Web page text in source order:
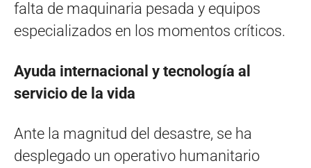
falta de maquinaria pesada y equipos
especializados en los momentos críticos.
Ayuda internacional y tecnología al
servicio de la vida
Ante la magnitud del desastre, se ha
desplegado un operativo humanitario